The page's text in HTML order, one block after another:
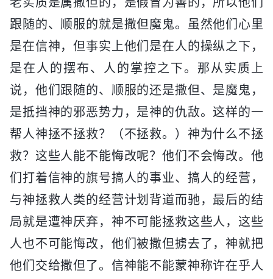
跟随的、顺服的就是撒但魔鬼。虽然他们心里
是在信神，但事实上他们是在人的操纵之下，
是在人的摆布、人的掌控之下。那从实质上
说，他们跟随的、顺服的还是撒但、是魔鬼，
是抵挡神的邪恶势力，是神的仇敌。这样的一
帮人神拯不拯救？（不拯救。）神为什么不拯
救？这些人能不能悔改呢？他们不会悔改。他
们打着信神的旗号搞人的事业、搞人的经营，
与神拯救人类的经营计划背道而驰，最后的结
局就是遭神厌弃，神不可能拯救这些人，这些
人也不可能悔改，他们被撒但掳去了，神就把
他们交给撒但了。信神能不能蒙神称许在乎人